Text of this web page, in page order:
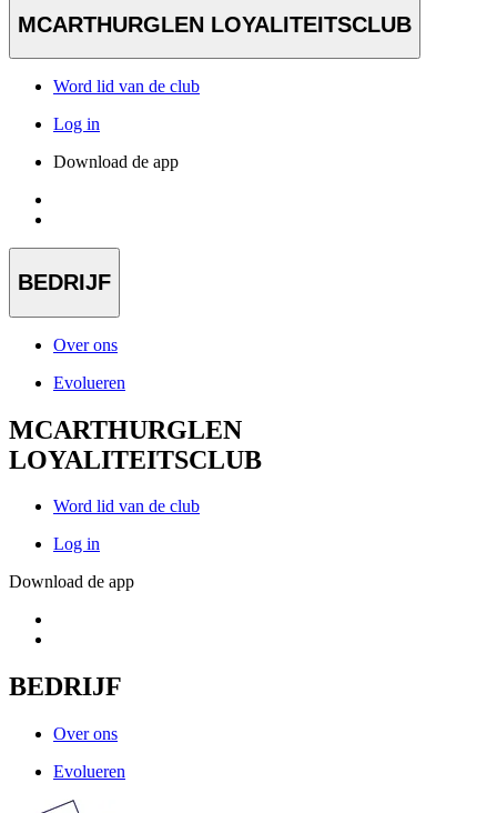
MCARTHURGLEN LOYALITEITSCLUB
Word lid van de club
Log in
Download de app
BEDRIJF
Over ons
Evolueren
MCARTHURGLEN
LOYALITEITSCLUB
Word lid van de club
Log in
Download de app
BEDRIJF
Over ons
Evolueren